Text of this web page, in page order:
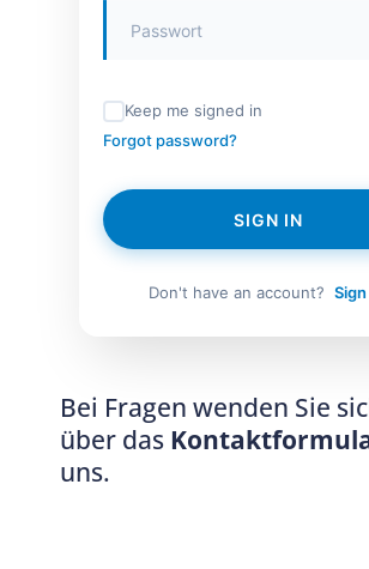
Keep me signed in
Forgot password?
SIGN IN
Don't have an account?
Bei Fragen wenden Sie
über das
uns.